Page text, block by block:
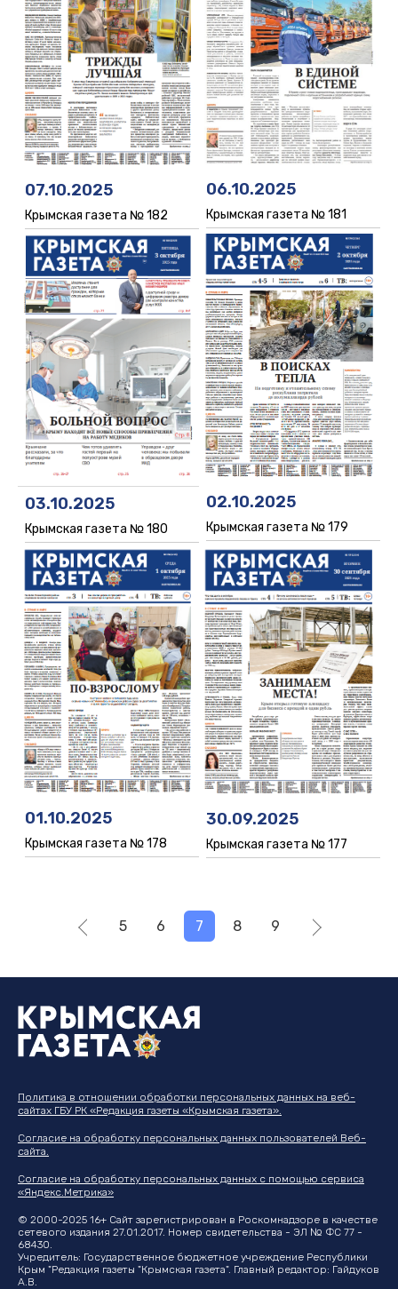
07.10.2025
Крымская газета № 182
06.10.2025
Крымская газета № 181
03.10.2025
Крымская газета № 180
02.10.2025
Крымская газета № 179
01.10.2025
Крымская газета № 178
30.09.2025
Крымская газета № 177
5 6 7 8 9
Политика в отношении обработки персональных данных на веб-
сайтах ГБУ РК «Редакция газеты «Крымская газета».
Согласие на обработку персональных данных пользователей Веб-
сайта.
Согласие на обработку персональных данных с помощью сервиса
«Яндекс.Метрика»
© 2000-2025 16+ Сайт зарегистрирован в Роскомнадзоре в качестве
сетевого издания 27.01.2017. Номер свидетельства - ЭЛ № ФС 77 -
68430.
Учредитель: Государственное бюджетное учреждение Республики
Крым "Редакция газеты "Крымская газета". Главный редактор: Гайдуков
А.В.